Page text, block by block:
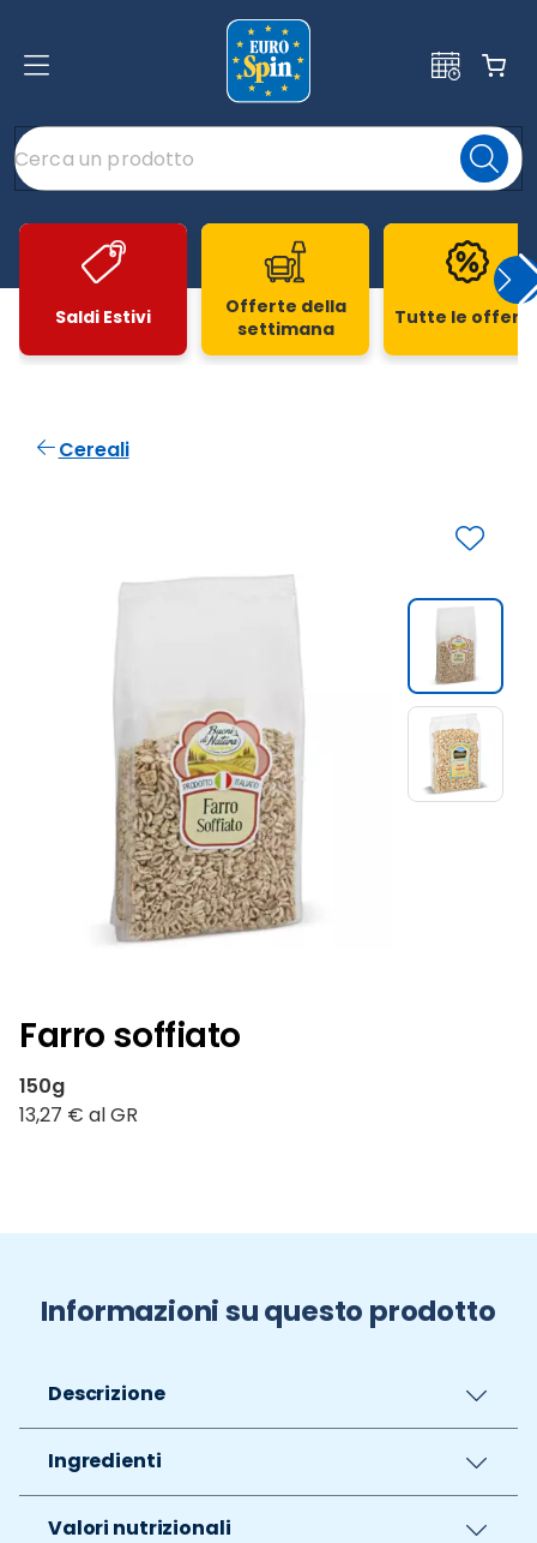
Saldi Estivi
Offerte della
settimana
Tutte le
Cereali
Farro soffiato
150g
13,27 € al GR
Informazioni su questo prodotto
Descrizione
Ingredienti
Valori nutrizionali